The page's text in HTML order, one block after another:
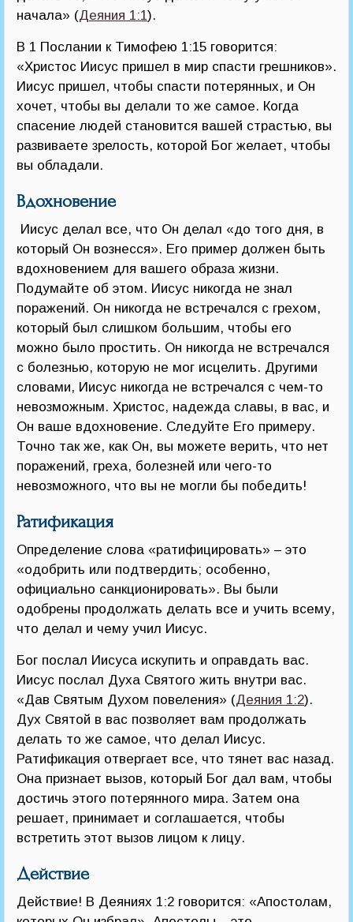
начала» (Деяния 1:1).
В 1 Послании к Тимофею 1:15 говорится:
«Христос Иисус пришел в мир спасти грешников».
Иисус пришел, чтобы спасти потерянных, и Он
хочет, чтобы вы делали то же самое. Когда
спасение людей становится вашей страстью, вы
развиваете зрелость, которой Бог желает, чтобы
вы обладали.
Вдохновение
Иисус делал все, что Он делал «до того дня, в
который Он вознесся». Его пример должен быть
вдохновением для вашего образа жизни.
Подумайте об этом. Иисус никогда не знал
поражений. Он никогда не встречался с грехом,
который был слишком большим, чтобы его
можно было простить. Он никогда не встречался
с болезнью, которую не мог исцелить. Другими
словами, Иисус никогда не встречался с чем-то
невозможным. Христос, надежда славы, в вас, и
Он ваше вдохновение. Следуйте Его примеру.
Точно так же, как Он, вы можете верить, что нет
поражений, греха, болезней или чего-то
невозможного, что вы не могли бы победить!
Ратификация
Определение слова «ратифицировать» – это
«одобрить или подтвердить; особенно,
официально санкционировать». Вы были
одобрены продолжать делать все и учить всему,
что делал и чему учил Иисус.
Бог послал Иисуса искупить и оправдать вас.
Иисус послал Духа Святого жить внутри вас.
«Дав Святым Духом повеления» (Деяния 1:2).
Дух Святой в вас позволяет вам продолжать
делать то же самое, что делал Иисус.
Ратификация отвергает все, что тянет вас назад.
Она признает вызов, который Бог дал вам, чтобы
достичь этого потерянного мира. Затем она
решает, принимает и соглашается, чтобы
встретить этот вызов лицом к лицу.
Действие
Действие! В Деяниях 1:2 говорится: «Апостолам,